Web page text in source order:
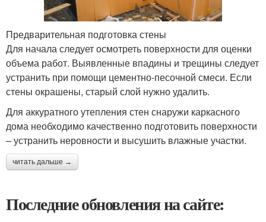
Предварительная подготовка стены
Для начала следует осмотреть поверхности для оценки
объема работ. Выявленные впадины и трещины следует
устранить при помощи цементно-песочной смеси. Если
стены окрашены, старый слой нужно удалить.
Для аккуратного утепления стен снаружи каркасного
дома необходимо качественно подготовить поверхности
– устранить неровности и высушить влажные участки.
читать дальше →
Последние обновления на сайте: